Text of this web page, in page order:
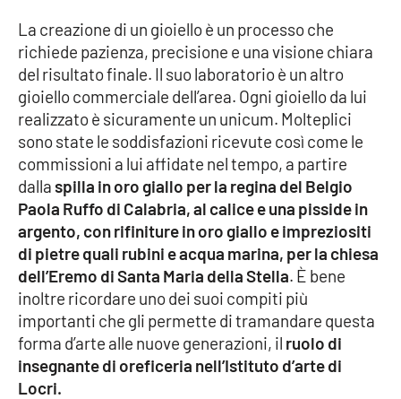
Venti di comunicazione
STREAMING
LaC TV
LaC Network
LaC OnAir
EDIZIONI
LOCALI
Catanzaro
Crotone
La creazione di un gioiello è un processo che
richiede pazienza, precisione e una visione chiara
del risultato finale. Il suo laboratorio è un altro
gioiello commerciale dell’area. Ogni gioiello da lui
realizzato è sicuramente un unicum. Molteplici
sono state le soddisfazioni ricevute così come le
commissioni a lui affidate nel tempo, a partire
dallaspilla in oro giallo per la regina del Belgio
Paola Ruffo di Calabria, al calice e una pisside in
argento, con rifiniture in oro giallo e impreziositi
di pietre quali rubini e acqua marina, per la chiesa
dell’Eremo di Santa Maria della Stella. È bene
inoltre ricordare uno dei suoi compiti più
importanti che gli permette di tramandare questa
forma d’arte alle nuove generazioni, il ruolo di
insegnante di oreficeria nell’Istituto d’arte di
Locri.